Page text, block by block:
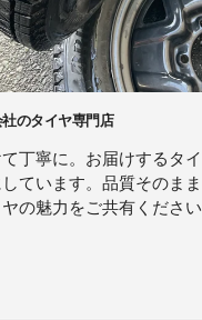
のタイヤ専門店
丁寧に。お届けするタ
ています。品質そのま
の魅力をご共有ください